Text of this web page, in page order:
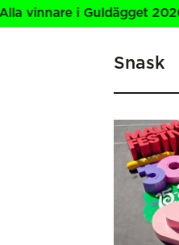
i Guldägget 2026
Snask